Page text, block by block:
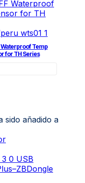
Waterproof Temp
for TH Series
sido añadido a